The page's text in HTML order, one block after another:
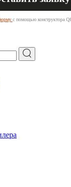
с помощью конструктора